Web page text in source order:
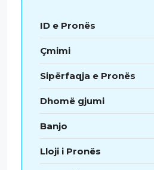
ID e Pronës
Çmimi
Sipërfaqja e Pronës
Dhomë gjumi
Banjo
Lloji i Pronës